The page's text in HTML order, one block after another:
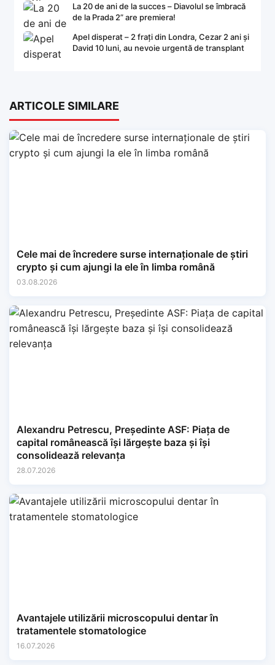
La 20 de ani de la succes – Diavolul se îmbracă
de la Prada 2” are premiera!
Apel disperat – 2 frați din Londra, Cezar 2 ani și
David 10 luni, au nevoie urgentă de transplant
ARTICOLE SIMILARE
Cele mai de încredere surse internaționale de știri
crypto și cum ajungi la ele în limba română
03.08.2026
Alexandru Petrescu, Președinte ASF: Piața de
capital românească își lărgește baza și își
consolidează relevanța
28.07.2026
Avantajele utilizării microscopului dentar în
tratamentele stomatologice
16.07.2026